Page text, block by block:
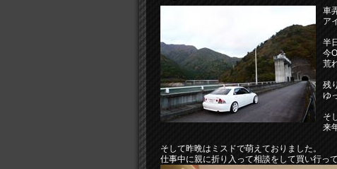
車
ア
半
今
荒
残
ゆ
そ
来
そして昨晩はミスドで萌えておりました。
仕事中に親に折り入って相談をして買い行っ